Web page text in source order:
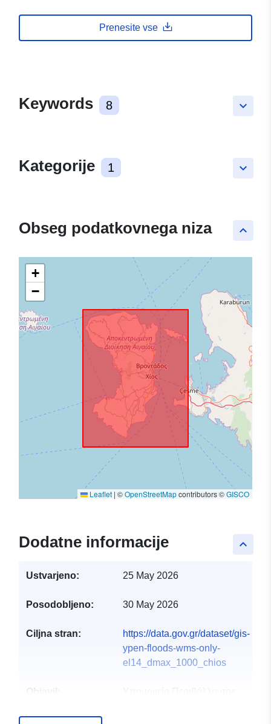
Prenesite vse
keyboard_arrow_down
Keywords 8
keyboard_arrow_down
Kategorije 1
keyboard_arrow_up
Obseg podatkovnega niza
+
−
Leaflet | ©OpenStreetMapcontributors ©GISCO
keyboard_arrow_up
Dodatne informacije
Ustvarjeno: 25 May 2026
Posodobljeno: 30 May 2026
Ciljna stran:
https://data.gov.gr/dataset/gis-
ypen-floods-wms-only-
el14_dmax_1000_chios
Υπουργείο Περιβάλλοντος